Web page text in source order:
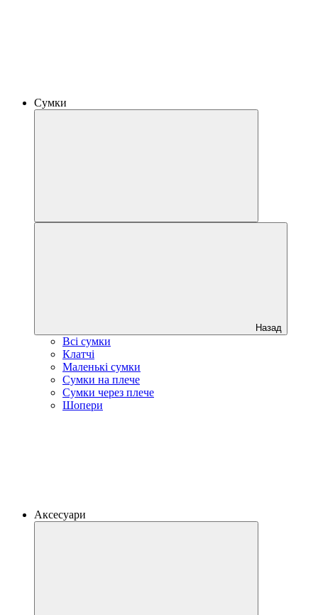
Сумки
Назад
Всі сумки
Клатчі
Маленькі сумки
Сумки на плече
Сумки через плече
Шопери
Аксесуари